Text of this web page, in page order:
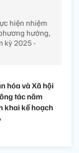
hiện nhiệm
hướng,
kỳ 2025 -
hóa và Xã hội
tác năm
khai kế hoạch